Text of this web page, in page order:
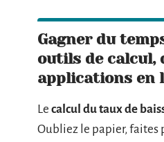
Gagner du
outils de calcul,
applications en
Le calcul du taux de
Oubliez le papier, faites